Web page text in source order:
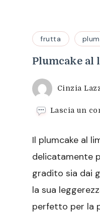
frutta
Plumcake al
Cinzia
Lascia un
Il plumcake al
delicatamente
gradito sia dai
la sua
perfetto per la